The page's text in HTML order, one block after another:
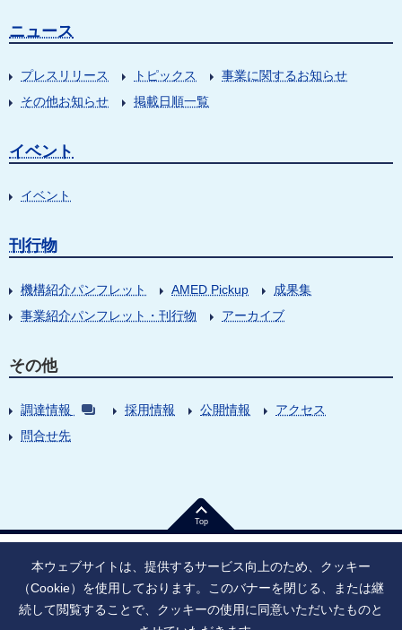
ニュース
プレスリリース トピックス
事業に関するお知らせ
その他お知らせ
掲載日順一覧
イベント
イベント
刊行物
機構紹介パンフレット AMED Pickup
成果集
事業紹介パンフレット・刊行物
アーカイブ
その他
調達情報 採用情報 公開情報
アクセス
問合せ先
Top
法人番号：9010005023796 東京都千代田区大手町1丁目7番1号
本ウェブサイトは、提供するサービス向上のため、クッキー
（Cookie）を使用しております。このバナーを閉じる、または継
続して閲覧することで、クッキーの使用に同意いただいたものと